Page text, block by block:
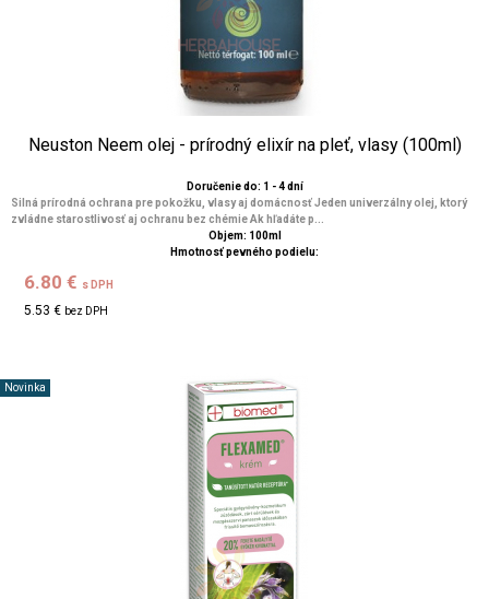
Neuston Neem olej - prírodný elixír na pleť, vlasy (100ml)
Doručenie do: 1 - 4 dní
Silná prírodná ochrana pre pokožku, vlasy aj domácnosť Jeden univerzálny olej, ktorý
zvládne starostlivosť aj ochranu bez chémie Ak hľadáte p...
Objem: 100ml
Hmotnosť pevného podielu:
6.80 € s DPH
5.53 € bez DPH
Novinka